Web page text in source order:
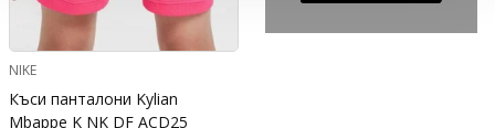
NIKE
Къси панталони Kylian
Mbappe K NK DF ACD25